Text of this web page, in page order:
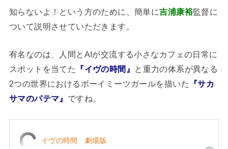
知らないよ！という方のために、簡単に吉浦康裕監督に
ついて説明させていただきます。
有名なのは、人間とAIが交流する小さなカフェの日常に
スポットを当てた
『イヴの時間』
と重力の体系が異なる
2つの世界におけるボーイミーツガールを描いた
『サカ
サマのパテマ』 ですね。
イヴの時間 劇場版